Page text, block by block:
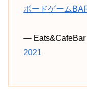
ボードゲーム
— Eats&CafeBar
2021